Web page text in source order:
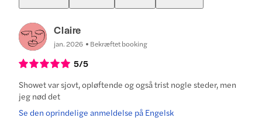
Claire
jan. 2026 Bekræftet booking
5/5
Showet var sjovt, opløftende og også trist nogle steder, men
jeg nød det
Se den oprindelige anmeldelse på Engelsk